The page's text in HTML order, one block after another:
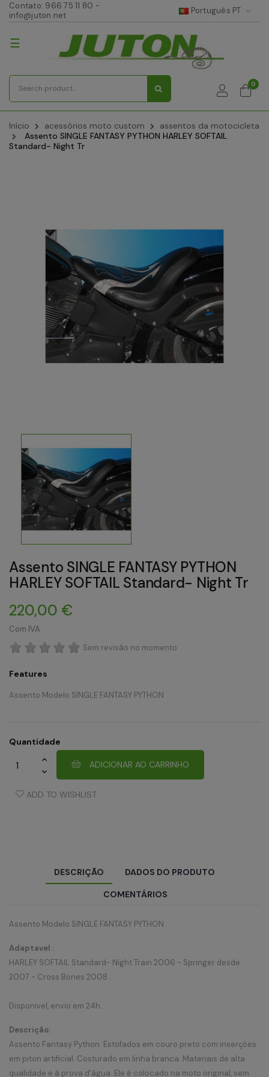
Contato: 966 75 11 80 -
info@juton.net
Português PT
0
Toggle
navigation
☰
Início acessórios moto custom
assentos da motocicleta
Assento SINGLE FANTASY PYTHON HARLEY SOFTAIL
Standard- Night Tr
Assento SINGLE FANTASY PYTHON
HARLEY SOFTAIL Standard- Night Tr
220,00 €
Com IVA
Sem revisão no momento
Features
Assento Modelo SINGLE FANTASY PYTHON
Quantidade
ADICIONAR AO CARRINHO
ADD TO WISHLIST
DESCRIÇÃO DADOS DO PRODUTO
COMENTÁRIOS
Assento Modelo SINGLE FANTASY PYTHON
Adaptavel :
HARLEY SOFTAIL Standard- Night Train 2006 - Springer desde
2007 - Cross Bones 2008 .
Disponivel, envio em 24h.
Descrição:
Assento Fantasy Python. Estofados em couro preto com inserções
em piton artificial. Costurado em linha branca. Materiais de alta
qualidade e à prova d'água. Ele é colocado na moto original, sem